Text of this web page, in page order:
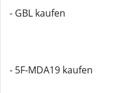
- GBL kaufen
- 5F-MDA19 kaufen